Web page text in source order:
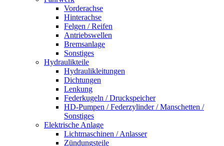
Vorderachse
Hinterachse
Felgen / Reifen
Antriebswellen
Bremsanlage
Sonstiges
Hydraulikteile
Hydraulikleitungen
Dichtungen
Lenkung
Federkugeln / Druckspeicher
HD-Pumpen / Federzylinder / Manschetten /
Sonstiges
Elektrische Anlage
Lichtmaschinen / Anlasser
Zündungsteile